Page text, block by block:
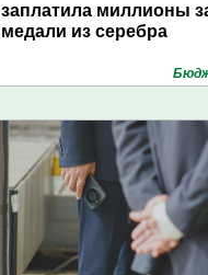
заплатила миллионы
медали из серебра